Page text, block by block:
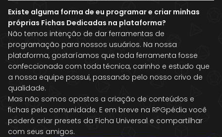
Existe alguma forma de eu programar e criar minhas
próprias Fichas Dedicadas na plataforma?
Não temos intenção de dar ferramentas de
programação para nossos usuários. Na nossa
plataforma, gostaríamos que toda ferramenta fosse
confeccionada com toda técnica, carinho e estudo que
a nossa equipe possui, passando pelo nosso crivo de
qualidade.
Mas não somos opostos a criação de conteúdos e
fichas pela comunidade. E em breve na RPGpédia você
poderá criar presets da Ficha Universal e compartilhar
com seus amigos.